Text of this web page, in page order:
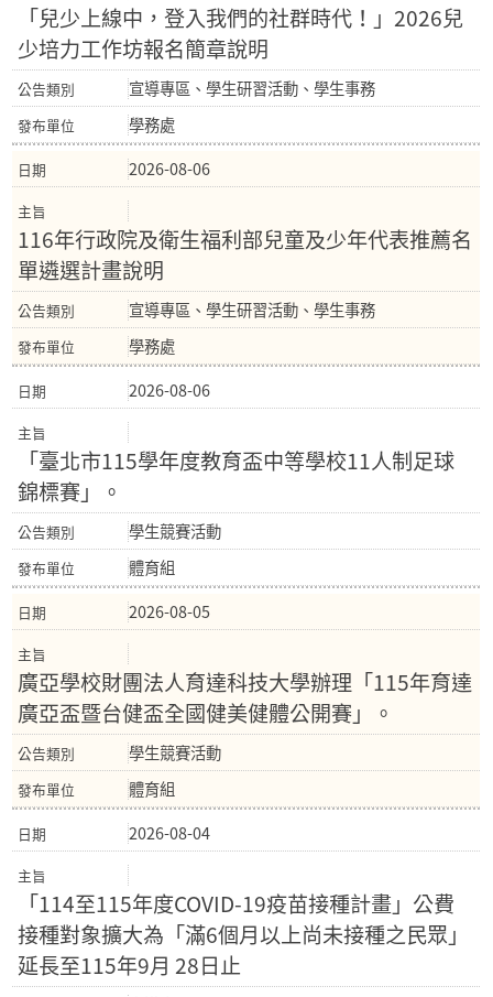
「兒少上線中，登入我們的社群時代！」2026兒
少培力工作坊報名簡章說明
宣導專區、學生研習活動、學生事務
學務處
2026-08-06
116年行政院及衛生福利部兒童及少年代表推薦名
單遴選計畫說明
宣導專區、學生研習活動、學生事務
學務處
2026-08-06
「臺北市115學年度教育盃中等學校11人制足球
錦標賽」。
學生競賽活動
體育組
2026-08-05
廣亞學校財團法人育達科技大學辦理「115年育達
廣亞盃暨台健盃全國健美健體公開賽」。
學生競賽活動
體育組
2026-08-04
「114至115年度COVID-19疫苗接種計畫」公費
接種對象擴大為「滿6個月以上尚未接種之民眾」
延長至115年9月 28日止